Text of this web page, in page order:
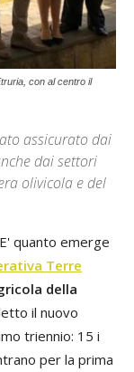
con al centro il
assicurato dai
dai settori
olivicola e del
quanto emerge
Terre
della
il nuovo
triennio: 15 i
per la prima